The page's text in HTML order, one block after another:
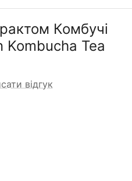
Комбучі
Kombucha Tea
відгук